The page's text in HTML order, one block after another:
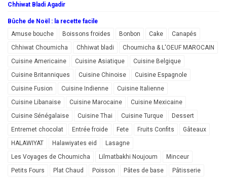
Chhiwat Bladi Agadir
Bûche de Noël : la recette facile
Amuse bouche
Boissons froides Bonbon Cake
Canapés
Chhiwat Choumicha
Chhiwat bladi
Choumicha & L'OEUF MAROCAIN
Cuisine Americaine
Cuisine Asiatique
Cuisine Belgique
Cuisine Britanniques
Cuisine Chinoise
Cuisine Espagnole
Cuisine Fusion
Cuisine Indienne
Cuisine Italienne
Cuisine Libanaise
Cuisine Marocaine
Cuisine Mexicaine
Cuisine Sénégalaise
Cuisine Thai Cuisine Turque
Dessert
Entremet chocolat
Entrée froide Fete Fruits Confits
Gâteaux
HALAWIYAT
Halawiyates eid
Lasagne
Les Voyages de Choumicha
Lilmatbakhi Noujoum
Minceur
Petits Fours
Plat Chaud Poisson Pâtes de base
Pâtisserie